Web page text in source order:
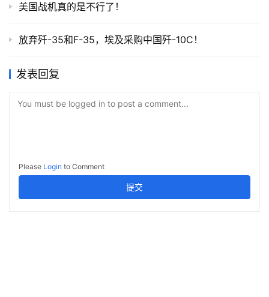
美国战机真的是不行了！
放弃歼-35和F-35，埃及采购中国歼-10C！
发表回复
You must be logged in to post a comment...
Please Login to Comment
提交